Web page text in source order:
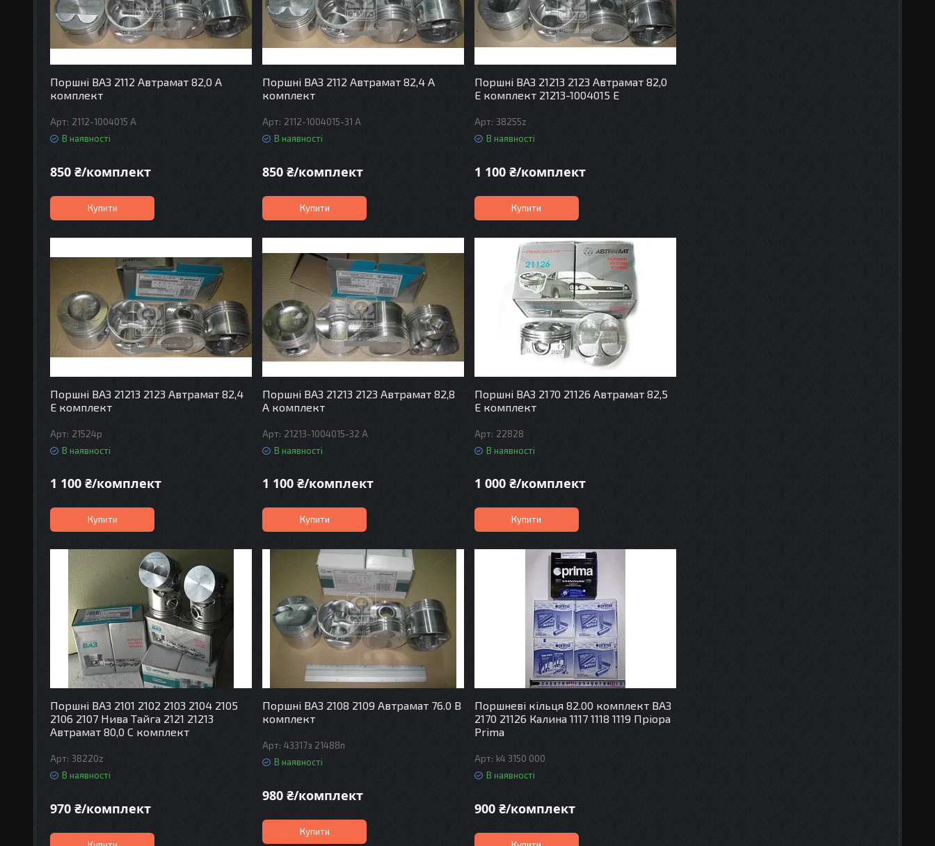
Поршні ВАЗ 2112 Автрамат 82,0 А
комплект
2112-1004015 A
В наявності
850 ₴/комплект
Купити
Поршні ВАЗ 2112 Автрамат 82,4 А
комплект
2112-1004015-31 A
В наявності
850 ₴/комплект
Купити
Поршні ВАЗ 21213 2123 Автрамат 82,0
Е комплект 21213-1004015 E
38255z
В наявності
1 100 ₴/комплект
Купити
Поршні ВАЗ 21213 2123 Автрамат 82,4
Е комплект
21524p
В наявності
1 100 ₴/комплект
Купити
Поршні ВАЗ 21213 2123 Автрамат 82,8
А комплект
21213-1004015-32 A
В наявності
1 100 ₴/комплект
Купити
Поршні ВАЗ 2170 21126 Автрамат 82,5
Е комплект
22828
В наявності
1 000 ₴/комплект
Купити
Поршні ВАЗ 2101 2102 2103 2104 2105
2106 2107 Нива Тайга 2121 21213
Автрамат 80,0 С комплект
38220z
В наявності
970 ₴/комплект
Поршні ВАЗ 2108 2109 Автрамат 76.0 В
комплект
43317з 21488п
В наявності
980 ₴/комплект
Купити
Поршневі кільця 82.00 комплект ВАЗ
2170 21126 Калина 1117 1118 1119 Пріора
Prima
k4 3150 000
В наявності
900 ₴/комплект